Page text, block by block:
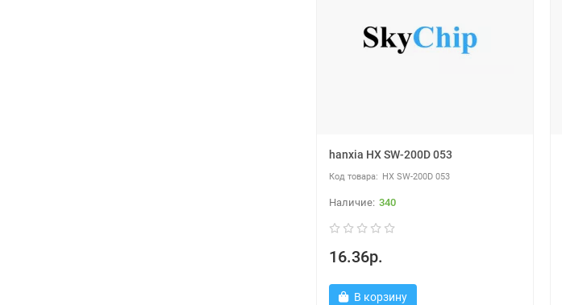
hanxia HX SW-200D 053
HX SW-200D 053
340
16.36р.
В корзину